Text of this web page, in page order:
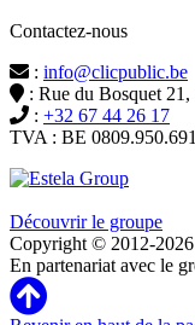
Contactez-nous
: info@clicpublic.be
: Rue du Bosquet
: +32 67 44 26 17
TVA : BE 0809.950.691
Découvrir le groupe
Copyright © 2012-2026
En partenariat avec le